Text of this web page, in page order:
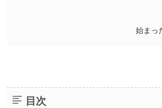
始まっ
目次